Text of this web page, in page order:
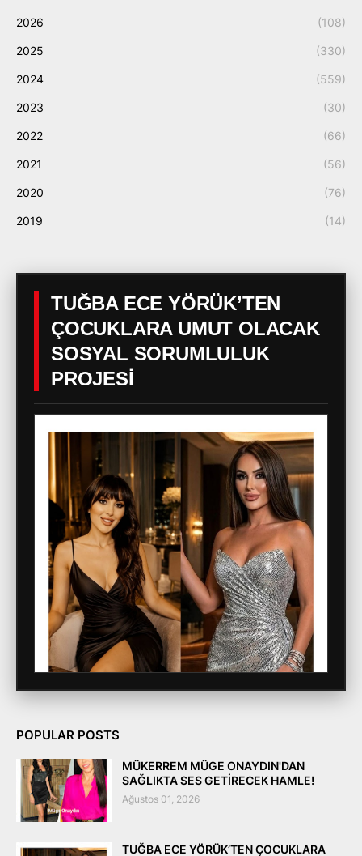
2026 (108)
2025 (330)
2024 (559)
2023 (30)
2022 (66)
2021 (56)
2020 (76)
2019 (14)
TUĞBA ECE YÖRÜK’TEN
ÇOCUKLARA UMUT OLACAK
SOSYAL SORUMLULUK
PROJESİ
POPULAR POSTS
MÜKERREM MÜGE ONAYDIN'DAN
SAĞLIKTA SES GETİRECEK HAMLE!
Ağustos 01, 2026
TUĞBA ECE YÖRÜK’TEN ÇOCUKLARA